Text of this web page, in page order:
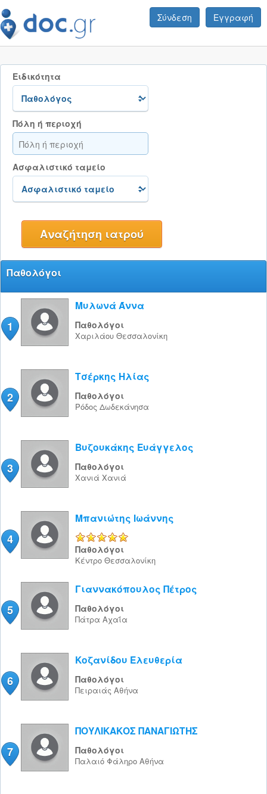
Σύνδεση Εγγραφή
Ειδικότητα
Πόλη ή περιοχή
Ασφαλιστικό ταμείο
Παθολόγοι
1
Μυλωνά Άννα
Παθολόγοι
Χαριλάου Θεσσαλονίκη
2
Τσέρκης Ηλίας
Παθολόγοι
Ρόδος Δωδεκάνησα
3
Βυζουκάκης Ευάγγελος
Παθολόγοι
Χανιά Χανιά
4
Μπανιώτης Ιωάννης
Παθολόγοι
Κέντρο Θεσσαλονίκη
5
Γιαννακόπουλος Πέτρος
Παθολόγοι
Πάτρα Αχαΐα
6
Κοζανίδου Ελευθερία
Παθολόγοι
Πειραιάς Αθήνα
7
ΠΟΥΛΙΚΑΚΟΣ ΠΑΝΑΓΙΩΤΗΣ
Παθολόγοι
Παλαιό Φάληρο Αθήνα